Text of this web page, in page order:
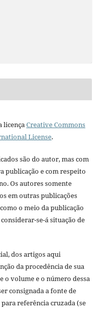
licençaCreative Commons
License.
são do autor, mas com
publicação e com respeito
Os autores somente
em outras publicações
o meio da publicação
se-á situação de
dos artigos aqui
da procedência de sua
o volume e o número dessa
consignada a fonte de
referência cruzada (se